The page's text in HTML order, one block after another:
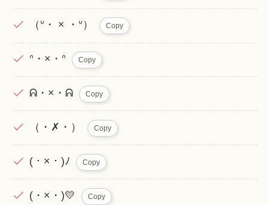
（ᐡ・ × ・ᐡ） Copy
ᐢ・×・ᐢ Copy
ᕱ・×・ᕱ Copy
（・✗・） Copy
(・×・)ﾉ Copy
(・×・)💛 Copy